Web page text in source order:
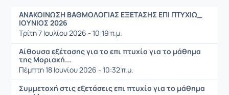
ΑΝΑΚΟΙΝΩΣΗ ΒΑΘΜΟΛΟΓΙΑΣ ΕΞΕΤΑΣΗΣ ΕΠΙ ΠΤΥΧΙΩ_
ΙΟΥΝΙΟΣ 2026
Τρίτη 7 Ιουλίου 2026 - 10:19 π.μ.
Αίθουσα εξέτασης για το επι πτυχίο για το μάθημα
της Μοριακή...
Πέμπτη 18 Ιουνίου 2026 - 10:32 π.μ.
Συμμετοχή στις εξετάσεις επι πτυχίο για το μάθημα